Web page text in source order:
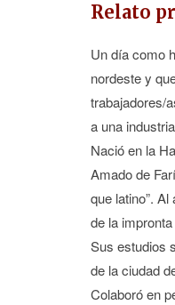
Relato
Un día como
nordeste y
trabajadores/
a una
Nació en la
Amado de
que latino”.
de la
Sus estudios
de la ciudad
Colaboró en